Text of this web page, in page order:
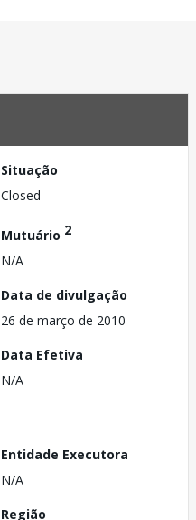
Situação
Closed
Mutuário 2
N/A
Data de divulgação
26 de março de 2010
Data Efetiva
N/A
Entidade Executora
N/A
Região